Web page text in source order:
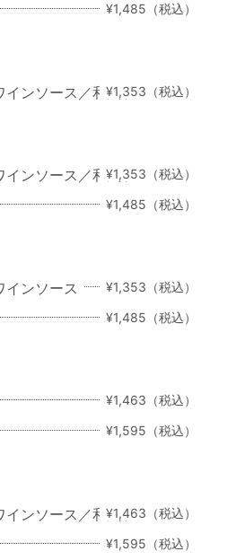
¥1,485（税込）
インソース／和風ソース
¥1,353（税込）
インソース／和風ソース
¥1,353（税込）
¥1,485（税込）
インソース
¥1,353（税込）
¥1,485（税込）
¥1,463（税込）
¥1,595（税込）
インソース／和風ソース
¥1,463（税込）
¥1,595（税込）